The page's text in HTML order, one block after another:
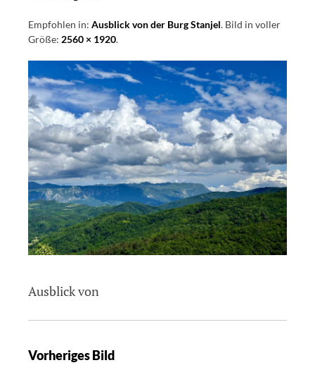
Empfohlen in: Ausblick von der Burg Stanjel. Bild in voller
Größe: 2560 × 1920.
Ausblick von
Vorheriges Bild